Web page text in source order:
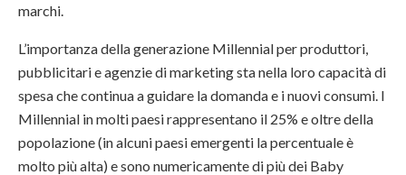
marchi.
L’importanza della generazione Millennial per produttori,
pubblicitari e agenzie di marketing sta nella loro capacità di
spesa che continua a guidare la domanda e i nuovi consumi. I
Millennial in molti paesi rappresentano il 25% e oltre della
popolazione (in alcuni paesi emergenti la percentuale è
molto più alta) e sono numericamente di più dei Baby